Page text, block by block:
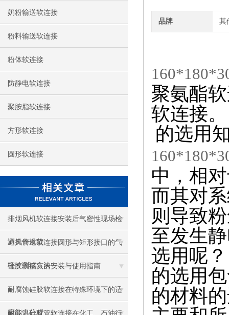
奶粉输送软连接
粉料输送软连接
粉体软连接
防静电软连接
聚胺脂软连接
方形软连接
圆形软连接
排烟风机软连接安装后气密性现场检
测操作规范
通风管道软连接圆形与矩形接口的气
密性测试方法
硅胶软接头的安装与使用指南
耐腐蚀硅胶软连接在特殊环境下的适
应能力分析
耐高温硅胶管软连接在化工、石油行
品牌 其
聚氨酯
软连接。
的选用
中，相
而其对
则导致
至发生
选用呢？
的选用
的材料